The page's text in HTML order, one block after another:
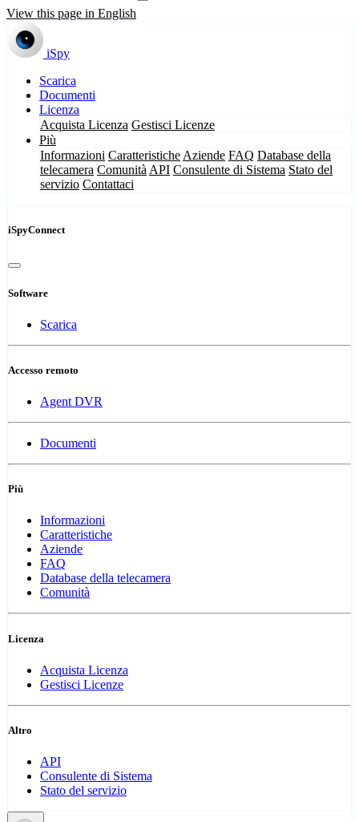
View this page in English
iSpy
Scarica
Documenti
Licenza
Acquista Licenza Gestisci Licenze
Più
Informazioni Caratteristiche Aziende FAQ Database della
telecamera Comunità API Consulente di Sistema Stato del
servizio Contattaci
iSpyConnect
Software
Scarica
Accesso remoto
Agent DVR
Documenti
Più
Informazioni
Caratteristiche
Aziende
FAQ
Database della telecamera
Comunità
Licenza
Acquista Licenza
Gestisci Licenze
Altro
API
Consulente di Sistema
Stato del servizio